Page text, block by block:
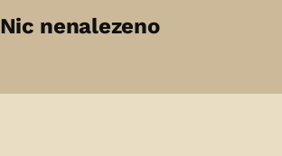
Nic nenalezeno